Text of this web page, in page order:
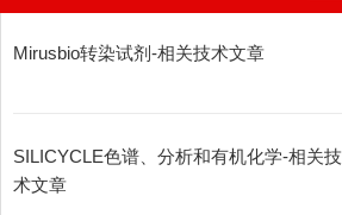
Mirusbio转染试剂-相关技术文章
SILICYCLE色谱、分析和有机化学-相关技
术文章